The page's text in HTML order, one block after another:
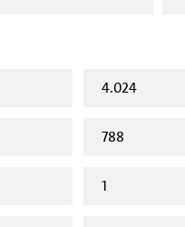
4.024
788
1